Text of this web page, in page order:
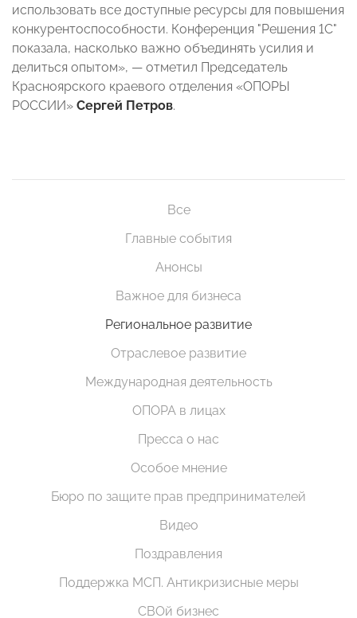
использовать все доступные ресурсы для повышения
конкурентоспособности. Конференция "Решения 1С"
показала, насколько важно объединять усилия и
делиться опытом», — отметил Председатель
Красноярского краевого отделения «ОПОРЫ
РОССИИ» Сергей Петров.
Все
Главные события
Анонсы
Важное для бизнеса
Региональное развитие
Отраслевое развитие
Международная деятельность
ОПОРА в лицах
Пресса о нас
Особое мнение
Бюро по защите прав предпринимателей
Видео
Поздравления
Поддержка МСП. Антикризисные меры
СВОй бизнес